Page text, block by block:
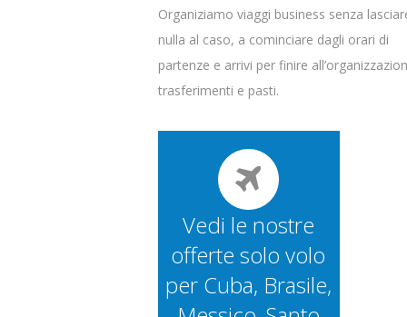
Organiziamo viaggi business senza
nulla al caso, a cominciare dagli orari di
partenze e arrivi per finire
trasferimenti e pasti.
Vedi le nostre
offerte solo volo
per Cuba, Brasile,